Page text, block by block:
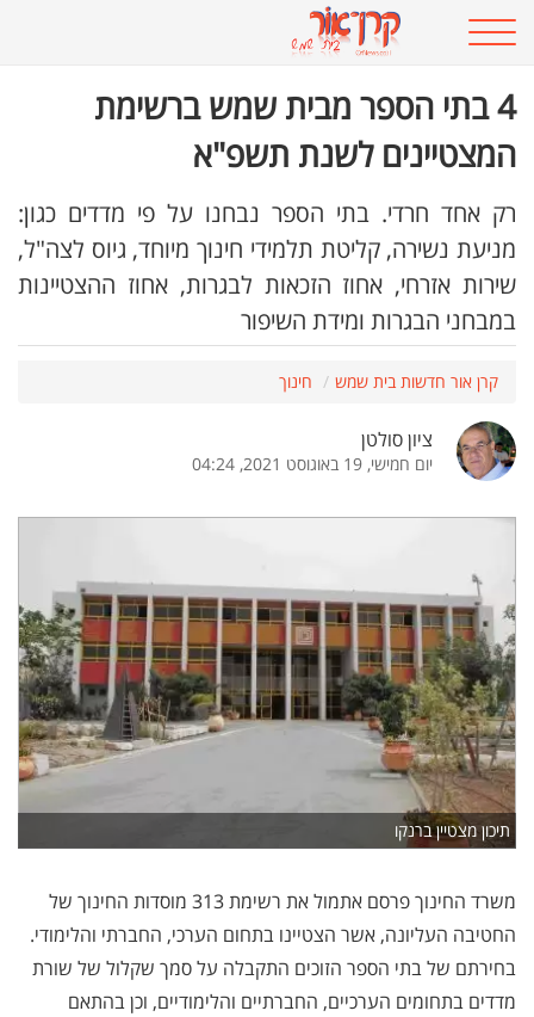
4 בתי הספר מבית שמש ברשימת
המצטיינים לשנת תשפ"א
רק אחד חרדי. בתי הספר נבחנו על פי מדדים כגון:
מניעת נשירה, קליטת תלמידי חינוך מיוחד, גיוס לצה"ל,
שירות אזרחי, אחוז הזכאות לבגרות, אחוז ההצטיינות
במבחני הבגרות ומידת השיפור
קרן אור חדשות בית שמש חינוך
ציון סולטן
יום חמישי, 19 באוגוסט 2021, 04:24
תיכון מצטיין ברנקו
משרד החינוך פרסם אתמול את רשימת 313 מוסדות החינוך של
החטיבה העליונה, אשר הצטיינו בתחום הערכי, החברתי והלימודי.
בחירתם של בתי הספר הזוכים התקבלה על סמך שקלול של שורת
מדדים בתחומים הערכיים, החברתיים והלימודיים, וכן בהתאם